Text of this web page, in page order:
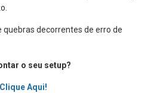
quebras decorrentes de erro de
o seu setup?
Clique Aqui!